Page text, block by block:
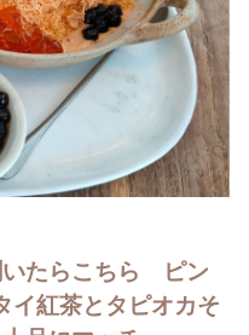
いたらこちら ピン
紅茶とタピオカそ